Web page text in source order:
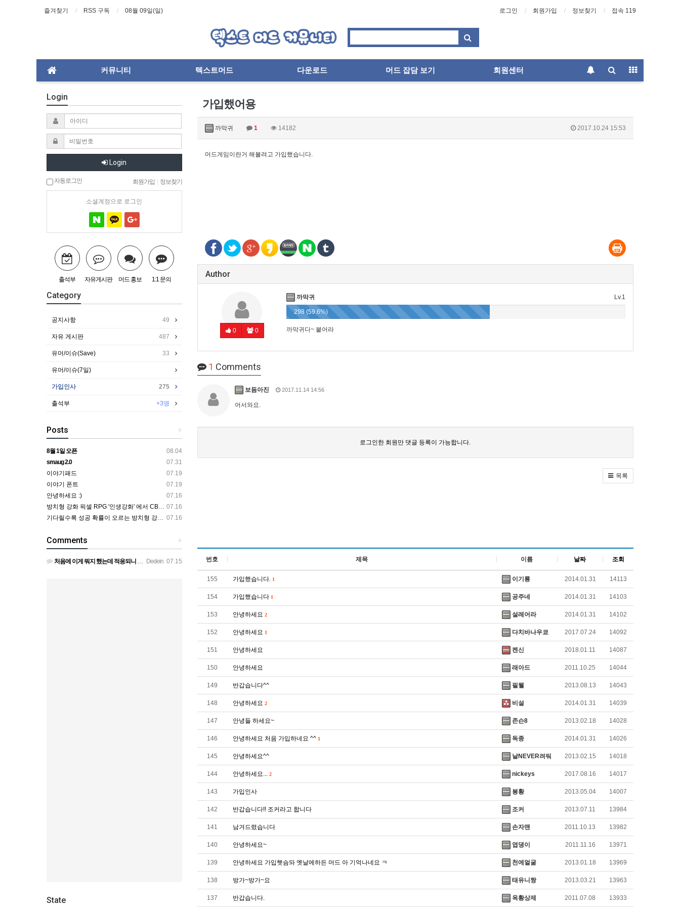
즐겨찾기 RSS 구독 08월 09일(일) 로그인 회원가입 정보찾기 접속 119
커뮤니티 텍스트머드 다운로드 머드 잡담 보기 회원센터
가입했어용
까막귀 1 14182 2017.10.24 15:53
머드게임이란거 해볼려고 가입했습니다.
Author
0 0
Lv.1
까막귀
298 (59.6%)
까막귀다~ 붙어라
1 Comments
보듬아진 2017.11.14 14:56
어서와요.
로그인한 회원만 댓글 등록이 가능합니다.
목록
번호 제목 이름 날짜 조회
155 가입했습니다. 1 이기룡 2014.01.31 14113
154 가입했습니다 1 공주네 2014.01.31 14103
153 안녕하세요 2 설레어라 2014.01.31 14102
152 안녕하세요 1 다치바나우쿄 2017.07.24 14092
151 안녕하세요 켄신 2018.01.11 14087
150 안녕하세요 래아드 2011.10.25 14044
149 반갑습니다^^ 필웰 2013.08.13 14043
148 안녕하세요 2 비설 2014.01.31 14039
147 안녕들 하세요~ 존슨8 2013.02.18 14028
146 안녕하세요 처음 가입하네요 ^^ 1 독종 2014.01.31 14026
145 안녕하세요^^ 날NEVER려둬 2013.02.15 14018
144 안녕하세요... 2 nickeys 2017.08.16 14017
143 가입인사 봉황 2013.05.04 14007
142 반갑습니다!! 조커라고 합니다 조커 2013.07.11 13984
141 남겨드렸습니다 손자맨 2011.10.13 13982
140 안녕하세요~ 엽댕이 2011.11.16 13971
139 안녕하세요 가입햇슴돠 옛날에하든 머드 아 기억나네요 ㅋ 천에얼굴 2013.01.18 13969
138 방가~방가~요 태유니짱 2013.03.21 13963
137 반갑습니다. 옥황상제 2011.07.08 13933
Login
Login
자동로그인 회원가입 정보찾기
소셜계정으로 로그인
출석부 자유게시판 머드 홍보 1:1 문의
Category
공지사항 49
자유 게시판 487
유머/이슈(Save) 33
유머/이슈(7일)
가입인사 275
출석부 +3명
+
Posts
08.04
8월 1일 오픈
07.31
smaug 2.0
07.19
이야기패드
07.19
이야기 폰트
07.16
안녕하세요 :)
07.16
방치형 강화 픽셀 RPG '인생강화' 에서 CBT 인원을 모집합니다.
07.16
기다릴수록 성공 확률이 오르는 방치형 강화 RPG — 인생강화 ※8월 초 오픈 예정 (현재 CBT 중)
+
Comments
Dedein 07.15
처음에 이게 뭐지 했는데 적응되니 할만하네요 정보가 없긴하지만 게밍 안에 게시판 에서 하나씩 찾아보면은 그래…
State